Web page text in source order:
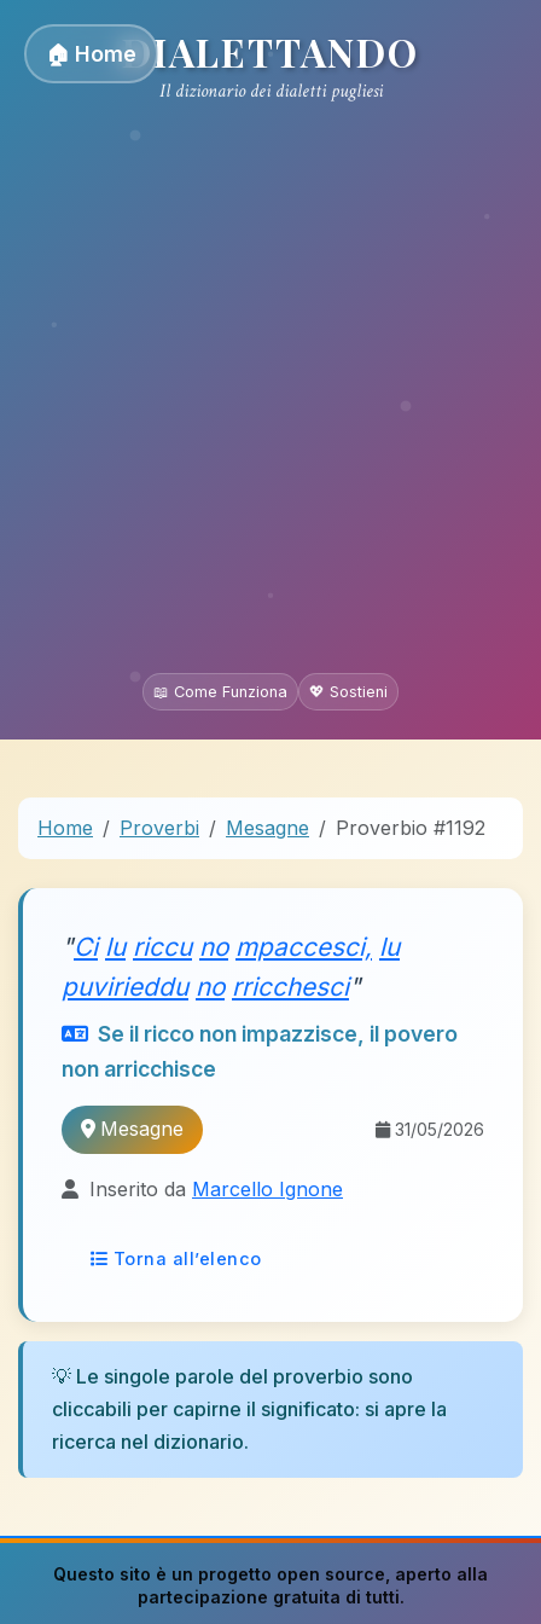
🏠 HomeDIALETTANDO
Il dizionario dei dialetti pugliesi
📖 Come Funziona 💖 Sostieni
Home Proverbi Mesagne Proverbio #1192
"Ci lu riccu no mpaccesci, lu
puvirieddu no rricchesci"
Se il ricco non impazzisce, il povero
non arricchisce
Mesagne 31/05/2026
Inserito da Marcello Ignone
Torna all’elenco
💡 Le singole parole del proverbio sono
cliccabili per capirne il significato: si apre la
ricerca nel dizionario.
Questo sito è un progetto open source , aperto alla
partecipazione gratuita di tutti.